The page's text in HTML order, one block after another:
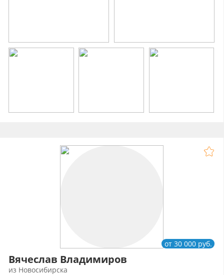
Вячеслав Владимиров
от 30 000 руб.
из Новосибирска